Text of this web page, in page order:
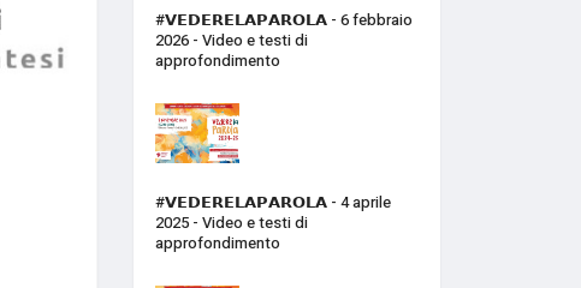
#𝗩𝗘𝗗𝗘𝗥𝗘𝗟𝗔𝗣𝗔𝗥𝗢𝗟𝗔 - 6 febbraio
2026 - Video e testi di
approfondimento
#𝗩𝗘𝗗𝗘𝗥𝗘𝗟𝗔𝗣𝗔𝗥𝗢𝗟𝗔 - 4 aprile
2025 - Video e testi di
approfondimento